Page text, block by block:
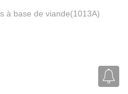
à base de viande(1013A)